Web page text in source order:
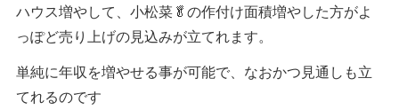
ハウス増やして、小松菜🥬の作付け面積増やした方がよ
っぽど売り上げの見込みが立てれます。
単純に年収を増やせる事が可能で、なおかつ見通しも立
てれるのです